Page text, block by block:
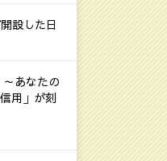
設した日
あなたの
用」が刻